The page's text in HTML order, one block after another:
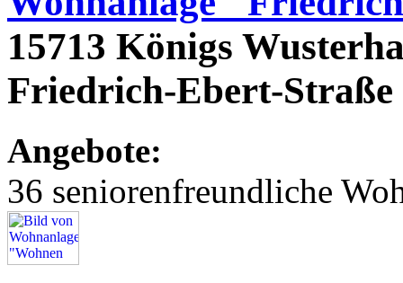
15713 Königs
Friedrich-Ebert-Straße
Angebote:
36 seniorenfreundliche